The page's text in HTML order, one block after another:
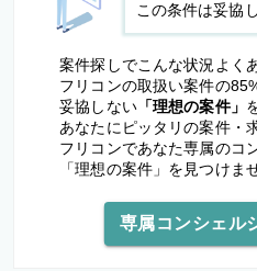
この条件は妥協
案件探しでこんな状況よく
フリコンの取扱い案件の
妥協しない「理想の案件」
あなたにピッタリの案件・
フリコンであなた専属のコ
「理想の案件」を見つけま
専属コンシェル